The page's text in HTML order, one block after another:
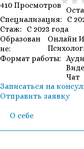
410 Просмотров
Специализация:
С
Стаж:
С 2023 года
Образован
ие:
Онлайн
Формат работы:
Чат
Записаться на
Отправить заявку
О себе